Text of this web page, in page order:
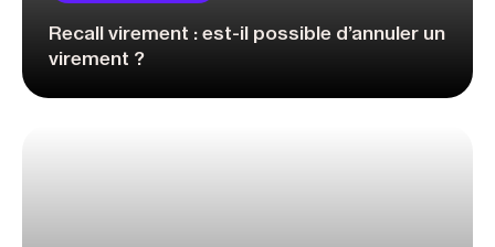
Recall virement : est-il possible d’annuler un
virement ?